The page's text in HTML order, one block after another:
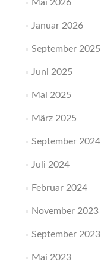
Mai 2026
Januar 2026
September 2025
Juni 2025
Mai 2025
März 2025
September 2024
Juli 2024
Februar 2024
November 2023
September 2023
Mai 2023